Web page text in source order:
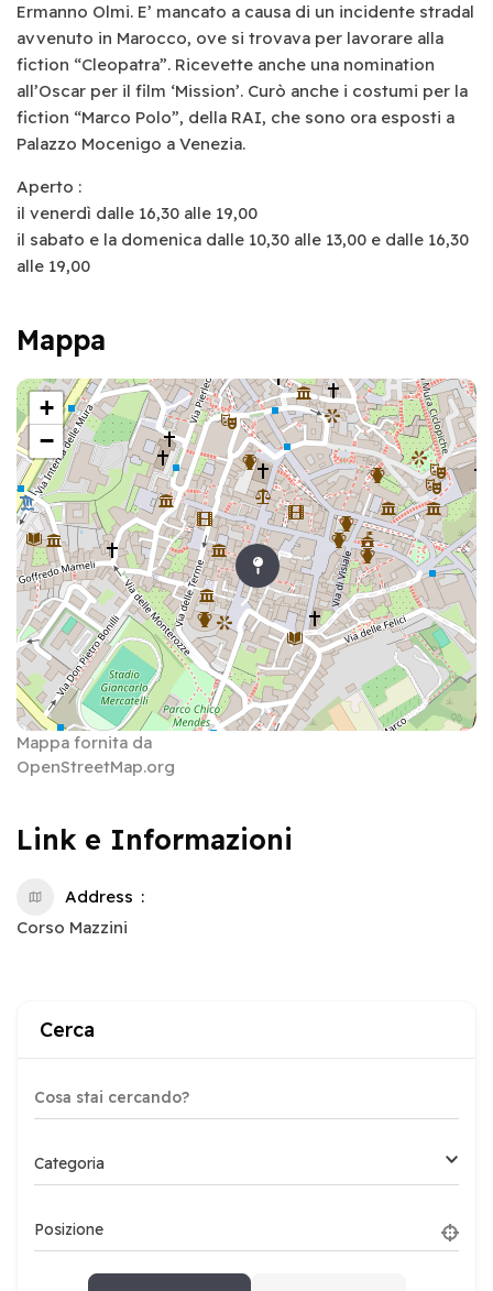
Ermanno Olmi. E’ mancato a causa di un incidente stradal
avvenuto in Marocco, ove si trovava per lavorare alla
fiction “Cleopatra”. Ricevette anche una nomination
all’Oscar per il film ‘Mission’. Curò anche i costumi per la
fiction “Marco Polo”, della RAI, che sono ora esposti a
Palazzo Mocenigo a Venezia.
Aperto :
il venerdì dalle 16,30 alle 19,00
il sabato e la domenica dalle 10,30 alle 13,00 e dalle 16,30
alle 19,00
Mappa
+
−
Mappa fornita da
OpenStreetMap.org
Link e Informazioni
Address
Corso Mazzini
Cerca
Categoria
Posizione